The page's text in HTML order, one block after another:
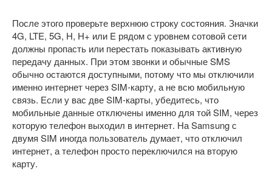
После этого проверьте верхнюю строку состояния. Значки
4G, LTE, 5G, H, H+ или E рядом с уровнем сотовой сети
должны пропасть или перестать показывать активную
передачу данных. При этом звонки и обычные SMS
обычно остаются доступными, потому что мы отключили
именно интернет через SIM-карту, а не всю мобильную
связь. Если у вас две SIM-карты, убедитесь, что
мобильные данные отключены именно для той SIM, через
которую телефон выходил в интернет. На Samsung с
двумя SIM иногда пользователь думает, что отключил
интернет, а телефон просто переключился на вторую
карту.